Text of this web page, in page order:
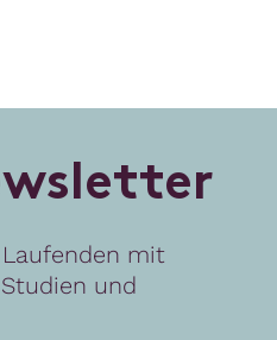
wsletter
mit
und